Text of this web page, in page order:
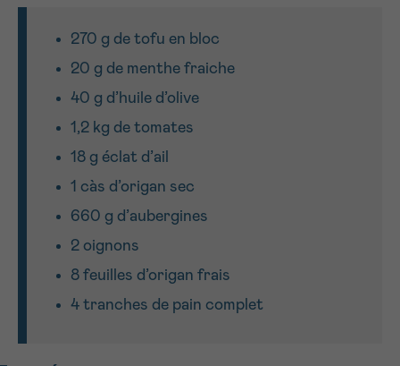
270 g de tofu en bloc
20 g de menthe fraiche
40 g d’huile d’olive
1,2 kg de tomates
18 g éclat d’ail
1 càs d’origan sec
660 g d’aubergines
2 oignons
8 feuilles d’origan frais
4 tranches de pain complet
Envoyer